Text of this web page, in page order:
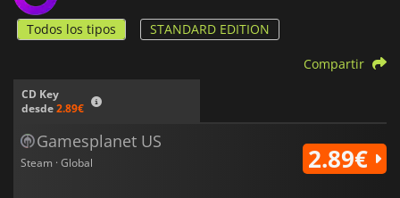
Todos los tipos STANDARD EDITION
CD Key
desde2.89€
Compartir
Gamesplanet US
Steam · Global 2.89€